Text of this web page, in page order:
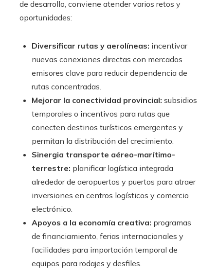
de desarrollo, conviene atender varios retos y
oportunidades:
Diversificar rutas y aerolíneas: incentivar
nuevas conexiones directas con mercados
emisores clave para reducir dependencia de
rutas concentradas.
Mejorar la conectividad provincial: subsidios
temporales o incentivos para rutas que
conecten destinos turísticos emergentes y
permitan la distribución del crecimiento.
Sinergia transporte aéreo-marítimo-
terrestre: planificar logística integrada
alrededor de aeropuertos y puertos para atraer
inversiones en centros logísticos y comercio
electrónico.
Apoyos a la economía creativa: programas
de financiamiento, ferias internacionales y
facilidades para importación temporal de
equipos para rodajes y desfiles.